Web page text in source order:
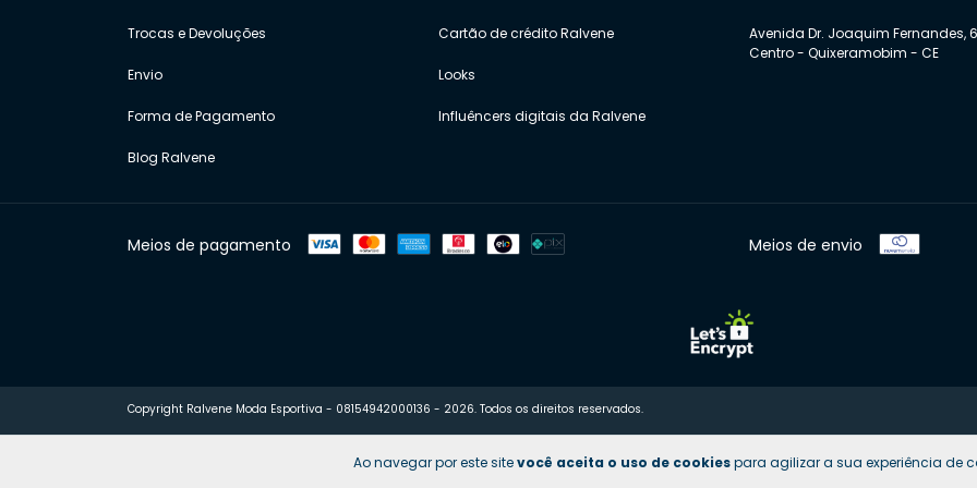
Ao navegar por este sitevocê aceita o uso de cookiespara agilizar a sua experiência de
Trocas e Devoluções
Envio
Forma de Pagamento
Blog Ralvene
Cartão de crédito Ralvene
Looks
Influêncers digitais da Ralvene
Avenida Dr. Joaquim Fernandes,
Centro - Quixeramobim - CE
Meios de pagamento Meios de envio
Copyright Ralvene Moda Esportiva - 08154942000136 - 2026. Todos os direitos reservados.